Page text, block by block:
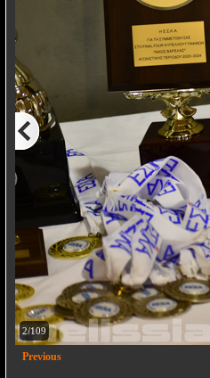
2/109
Previous